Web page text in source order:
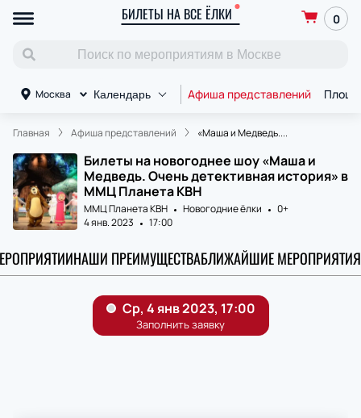
БИЛЕТЫ НА ВСЕ ЁЛКИ 0
Москва Календарь Афиша представлений
Главная Афиша представлений «Маша и Медведь....
Билеты на новогоднее шоу «Маша и
Медведь. Очень детективная история» в
ММЦ Планета КВН
ММЦ Планета КВН Новогодние ёлки
0+
4 янв. 2023
17:00
НАШИ ПРЕИМУЩЕСТВАБЛИЖАЙШИЕ МЕРОПРИЯТИЯ